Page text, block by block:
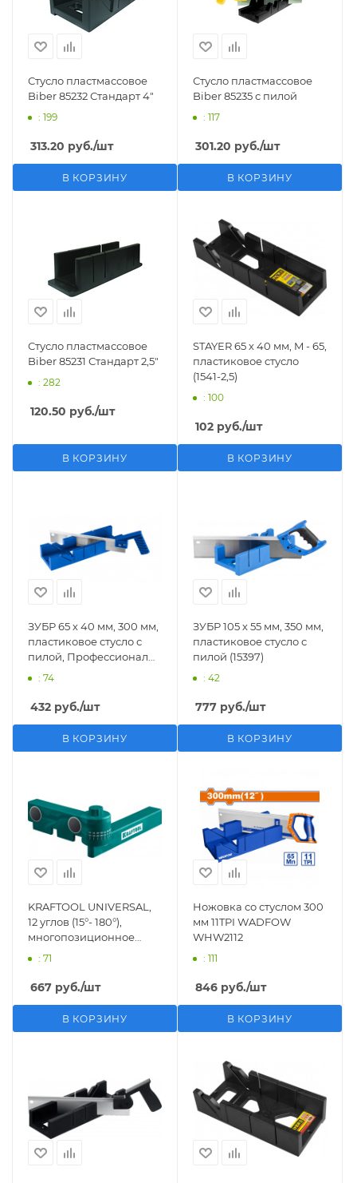
Стусло пластмассовое
Biber 85232 Стандарт 4"
: 199
313.20 руб./шт
В КОРЗИНУ
Стусло пластмассовое
Biber 85235 с пилой
: 117
301.20 руб./шт
В КОРЗИНУ
Стусло пластмассовое
Biber 85231 Стандарт 2,5"
: 282
120.50 руб./шт
В КОРЗИНУ
STAYER 65 х 40 мм, M - 65,
пластиковое стусло
(1541-2,5)
: 100
102 руб./шт
В КОРЗИНУ
ЗУБР 65 х 40 мм, 300 мм,
пластиковое стусло с
пилой, Профессионал
(15380-30)
: 74
432 руб./шт
В КОРЗИНУ
ЗУБР 105 х 55 мм, 350 мм,
пластиковое стусло с
пилой (15397)
: 42
777 руб./шт
В КОРЗИНУ
KRAFTOOL UNIVERSAL,
12 углов (15°- 180°),
многопозиционное
поворотное стусло с
направляющей (15388)
: 71
667 руб./шт
В КОРЗИНУ
Ножовка со стуслом 300
мм 11TPI WADFOW
WHW2112
: 111
846 руб./шт
В КОРЗИНУ